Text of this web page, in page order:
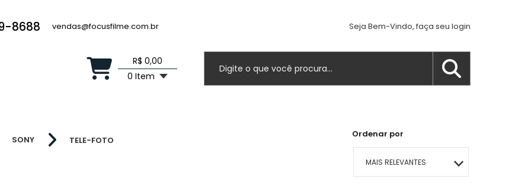
8688 vendas@focusfilme.com.br Seja Bem-Vindo, faça seu login
R$ 0,00
0 Item
SONY TELE-FOTO
Ordenar por
MAIS RELEVANTES